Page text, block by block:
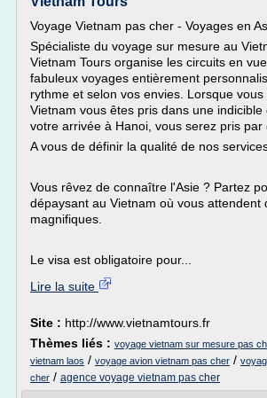
Voyage Vietnam pas cher - Voyages en
Spécialiste du voyage sur mesure au
Vietnam Tours organise les circuits en
fabuleux voyages entièrement
rythme et selon vos envies. Lorsque vous
Vietnam vous êtes pris dans une indicible
votre arrivée à Hanoi, vous serez pris par
A vous de définir la qualité de nos
Vous rêvez de connaître l'Asie ? Partez
dépaysant au Vietnam où vous attendent
magnifiques.
Le visa est obligatoire pour...
Lire la suite
Site : http://www.vietnamtours.fr
Thèmes liés : voyage vietnam sur mesure pas
vietnam laos / voyage avion vietnam pas cher /
cher / agence voyage vietnam pas cher